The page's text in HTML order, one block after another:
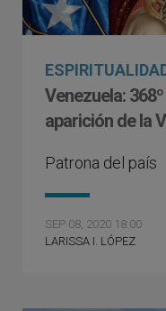
Venezuela:
aparición de la
Patrona del país
SEP 08, 2020 18:00
LARISSA I. LÓPEZ